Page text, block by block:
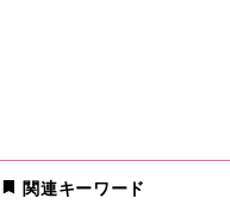
関連キーワード